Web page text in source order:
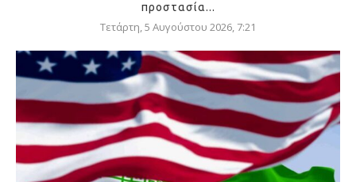
προστασία...
Τετάρτη, 5 Αυγούστου 2026, 7:21